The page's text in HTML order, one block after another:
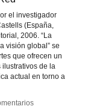
el investigador
(España,
2006. “La
visión global” se
que ofrecen un
ilustrativos de la
actual en torno a